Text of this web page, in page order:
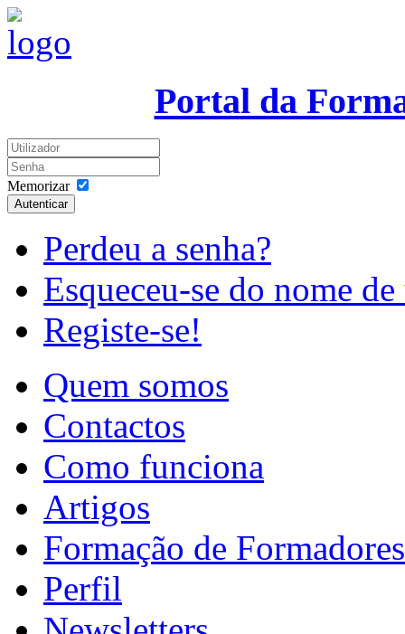
Portal da
Memorizar
Autenticar
Perdeu a senha?
Esqueceu-se do nome
Registe-se!
Quem somos
Contactos
Como funciona
Artigos
Formação de Formadores
Perfil